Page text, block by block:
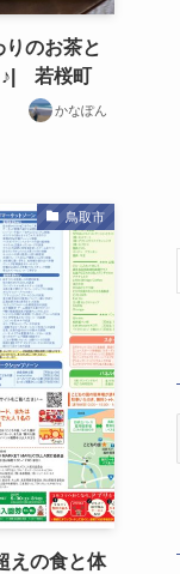
りのお茶と
♪| 若桜町
かなぽん
鳥取市
えの食と体